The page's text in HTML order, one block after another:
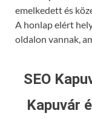
emelkedett és
A honlap elért
oldalon vannak,
SEO
Kapuvár